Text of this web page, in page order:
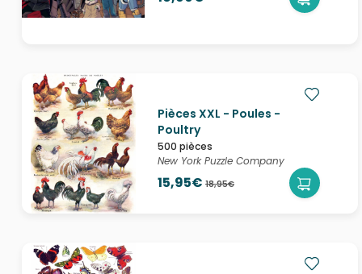
Pièces XXL - Poules -
Poultry
500 pièces
New York Puzzle Company
15,95€ 18,95€